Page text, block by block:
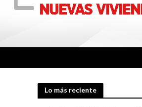
Lo más reciente